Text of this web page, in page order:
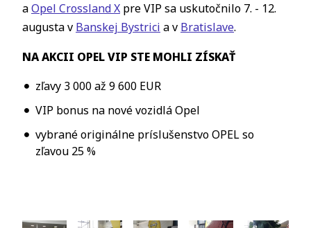
aOpel Crossland X pre VIP sa uskutočnilo 7. - 12.
augusta v Banskej Bystrici a v Bratislave.
NA AKCII OPEL VIP STE MOHLI ZÍSKAŤ
zľavy 3 000 až 9 600 EUR
VIP bonus na nové vozidlá Opel
vybrané originálne príslušenstvo OPEL so
zľavou 25 %